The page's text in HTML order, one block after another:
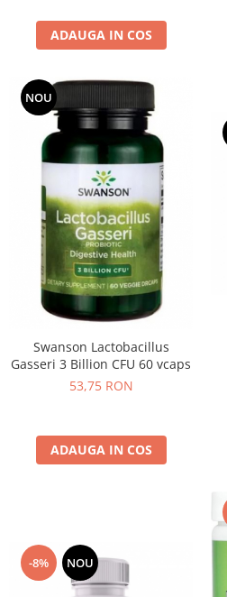
ADAUGA IN COS
NOU
Swanson Lactobacillus
Gasseri 3 Billion CFU 60 vcaps
53,75 RON
ADAUGA IN COS
-8% NOU